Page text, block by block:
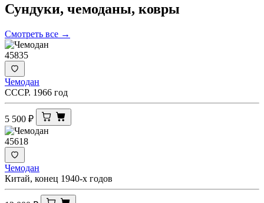
Сундуки, чемоданы, ковры
Смотреть все →
45835
Чемодан
СССР. 1966 год
5 500 ₽
45618
Чемодан
Китай, конец 1940-х годов